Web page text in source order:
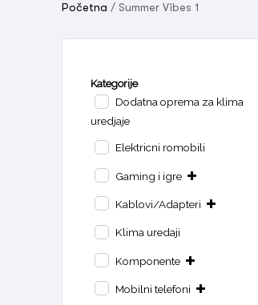
Početna / Summer Vibes 1
Kategorije
Dodatna oprema za klima
uredjaje
Elektricni romobili
Gaming i igre
Kablovi/Adapteri
Klima uredaji
Komponente
Mobilni telefoni